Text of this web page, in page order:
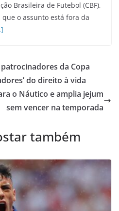
Brasileira de Futebol (CBF),
que o assunto está fora da
da Copa
do direito à vida
o Náutico e amplia jejum
sem vencer na temporada
também